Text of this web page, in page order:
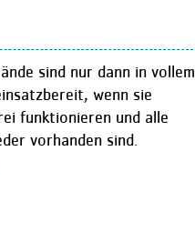
sind nur dann in vollem
wenn sie
funktionieren und alle
vorhanden sind.